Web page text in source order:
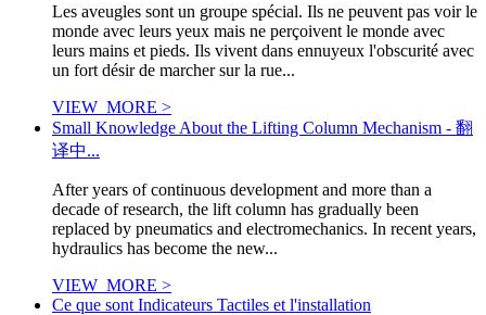
Les aveugles sont un groupe spécial. Ils ne peuvent pas voir le
monde avec leurs yeux mais ne perçoivent le monde avec
leurs mains et pieds. Ils vivent dans ennuyeux l'obscurité avec
un fort désir de marcher sur la rue...
VIEW_MORE >
Small Knowledge About the Lifting Column Mechanism - 翻
译中...
After years of continuous development and more than a
decade of research, the lift column has gradually been
replaced by pneumatics and electromechanics. In recent years,
hydraulics has become the new...
VIEW_MORE >
Ce que sont Indicateurs Tactiles et l'installation